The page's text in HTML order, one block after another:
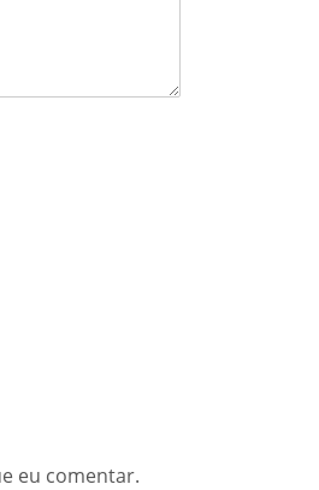
eu comentar.